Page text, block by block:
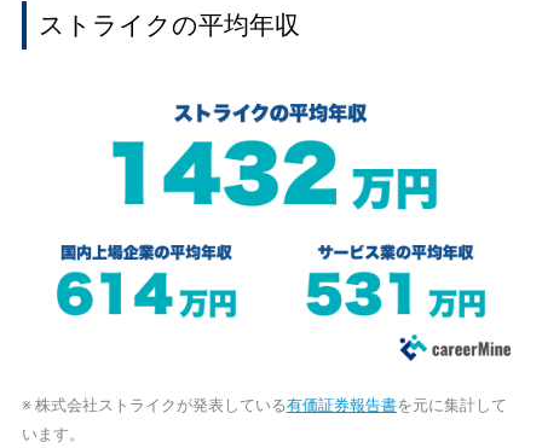
ストライクの平均年収
※ 株式会社ストライクが発表している有価証券報告書を元に集計して
います。